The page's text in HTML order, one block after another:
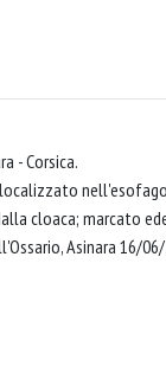
- Corsica.
localizzato
cloaca; marcato
Asinara 16/